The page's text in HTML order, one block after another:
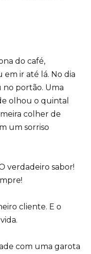
do café,
ir até lá. No dia
portão. Uma
olhou o quintal
colher de
um sorriso
verdadeiro sabor!
cliente. E o
com uma garota